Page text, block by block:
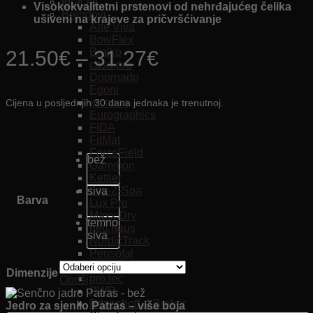
Brendovi
Arte Viva
BowFlex
Bralko
casa.pro
Doornado
Egoni
en.casa
Eurographics
FIDA
FitMat
ForceField
Gammon
Kettler
Lay-Z-Spa
Lux Pro
Maxx Dry
neu.haus
NordicTrack
Pensofal
Pro-Form
pro.tec
PWR
Ritzenhoff & Breker
Visokokvalitetni prstenovi od nehrđajućeg čelika
ušiveni na krajeve za pričvršćivanje
21.50€ – 31.27€
21.50€
Cijena u posljednjih 30 dana jednaka je trenutnoj.
Barva
bež
siva
temno
siva
Dimenzije
Obriši
Jedro za sjenilo Patras – više boja